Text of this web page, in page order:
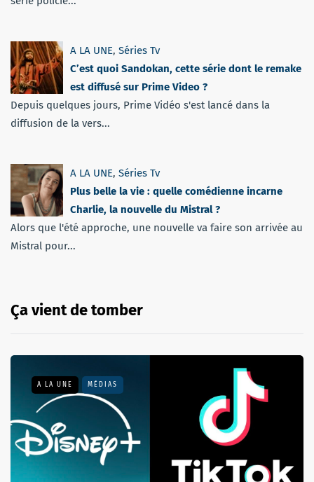
A LA UNE, Séries Tv
C’est quoi Sandokan, cette série dont le remake
est diffusé sur Prime Video ?
Depuis quelques jours, Prime Vidéo s'est lancé dans la
diffusion de la vers...
A LA UNE, Séries Tv
Plus belle la vie : quelle comédienne incarne
Charlie, la nouvelle du Mistral ?
Alors que l'été approche, une nouvelle va faire son arrivée au
Mistral pour...
Ça vient de tomber
A LA UNE MÉDIAS